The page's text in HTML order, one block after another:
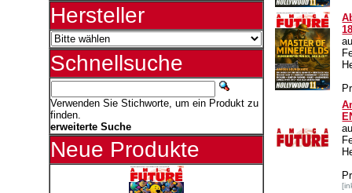
Hersteller
Schnellsuche
Verwenden Sie Stichworte, um ein Produkt zu
finden.
erweiterte Suche
Neue Produkte